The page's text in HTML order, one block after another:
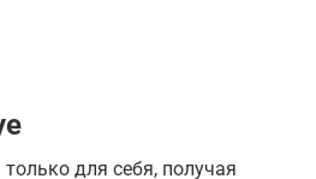
для себя, получая